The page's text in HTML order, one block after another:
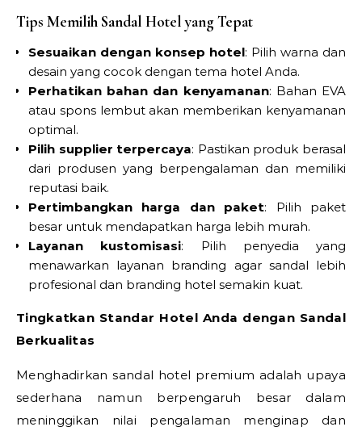
Tips Memilih Sandal Hotel yang Tepat
Sesuaikan dengan konsep hotel: Pilih warna dan
desain yang cocok dengan tema hotel Anda.
Perhatikan bahan dan kenyamanan: Bahan EVA
atau spons lembut akan memberikan kenyamanan
optimal.
Pilih supplier terpercaya: Pastikan produk berasal
dari produsen yang berpengalaman dan memiliki
reputasi baik.
Pertimbangkan harga dan paket: Pilih paket
besar untuk mendapatkan harga lebih murah.
Layanan kustomisasi: Pilih penyedia yang
menawarkan layanan branding agar sandal lebih
profesional dan branding hotel semakin kuat.
Tingkatkan Standar Hotel Anda dengan Sandal
Berkualitas
Menghadirkan sandal hotel premium adalah upaya
sederhana namun berpengaruh besar dalam
meninggikan nilai pengalaman menginap dan